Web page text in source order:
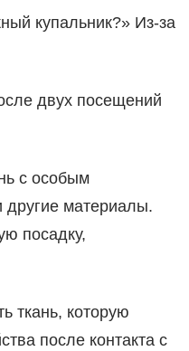
купальник?» Из-за
двух посещений
с особым
другие материалы.
посадку,
ткань, которую
после контакта с